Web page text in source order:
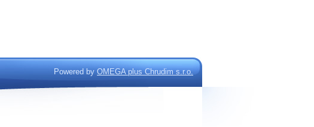
Powered byOMEGA plus Chrudim s.r.o.